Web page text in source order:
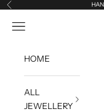
Skip to content
Previous
Open navigation menu
HOME
ALL
JEWELLERY